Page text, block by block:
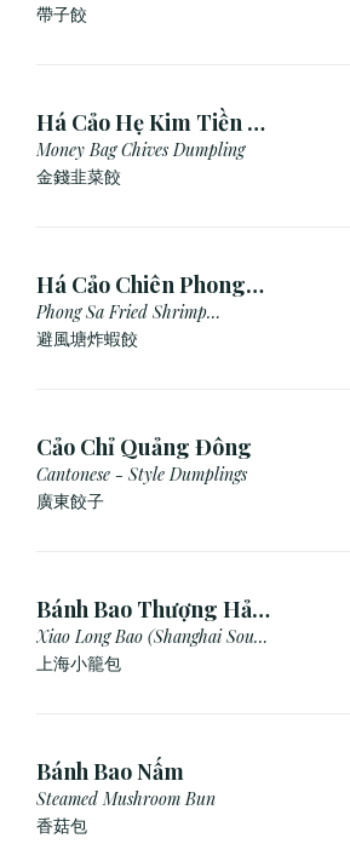
帶子餃
Há Cảo Hẹ Kim Tiền (3
Viên)
Money Bag Chives Dumpling
金錢韭菜餃
Há Cảo Chiên Phong
Sa
Phong Sa Fried Shrimp
Dumpling (Garlic Breadcrumb)
避風塘炸蝦餃
Cảo Chỉ Quảng Đông
Cantonese - Style Dumplings
廣東餃⼦
Bánh Bao Thượng Hải
(3 Viên)
Xiao Long Bao (Shanghai Soup
Dumpling)
上海小籠包
Bánh Bao Nấm
Steamed Mushroom Bun
香菇包